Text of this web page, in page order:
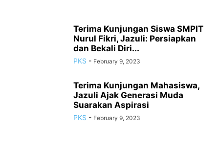
Terima Kunjungan Siswa SMPIT
Nurul Fikri, Jazuli: Persiapkan
dan Bekali Diri...
PKS - February 9, 2023
Terima Kunjungan Mahasiswa,
Jazuli Ajak Generasi Muda
Suarakan Aspirasi
PKS - February 9, 2023